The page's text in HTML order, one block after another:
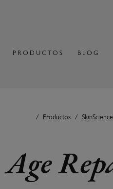
PRODUCTOS BLOG
Productos SkinScience
Age